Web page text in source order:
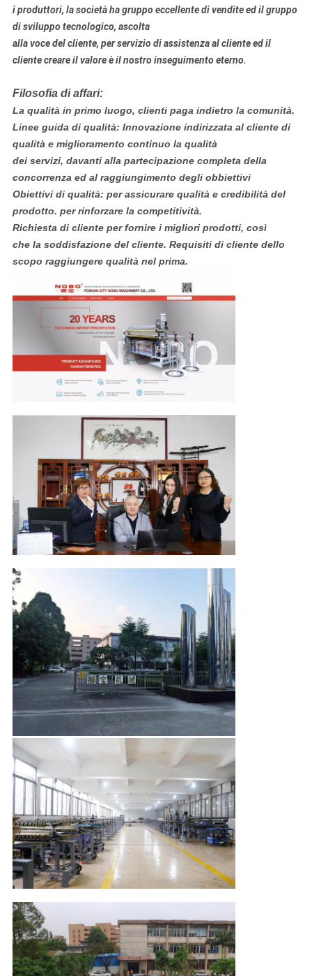
i produttori, la società ha gruppo eccellente di vendite ed il gruppo
di sviluppo tecnologico, ascolta
alla voce del cliente, per servizio di assistenza al cliente ed il
cliente creare il valore è il nostro inseguimento eterno.
Filosofia di affari:
La qualità in primo luogo, clienti paga indietro la comunità.
Linee guida di qualità: Innovazione indirizzata al cliente di
qualità e miglioramento continuo la qualità
dei servizi, davanti alla partecipazione completa della
concorrenza ed al raggiungimento degli obbiettivi
Obiettivi di qualità: per assicurare qualità e credibilità del
prodotto. per rinforzare la competitività.
Richiesta di cliente per fornire i migliori prodotti, così
che la soddisfazione del cliente. Requisiti di cliente dello
scopo raggiungere qualità nel prima.